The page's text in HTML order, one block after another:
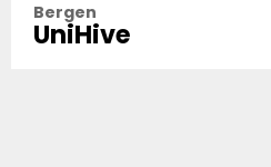
Bergen
UniHive